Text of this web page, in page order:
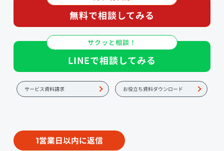
無料で相談してみる
サクッと相談！
LINEで相談してみる
サービス資料請求 お役立ち資料ダウンロード
1営業日以内に返信